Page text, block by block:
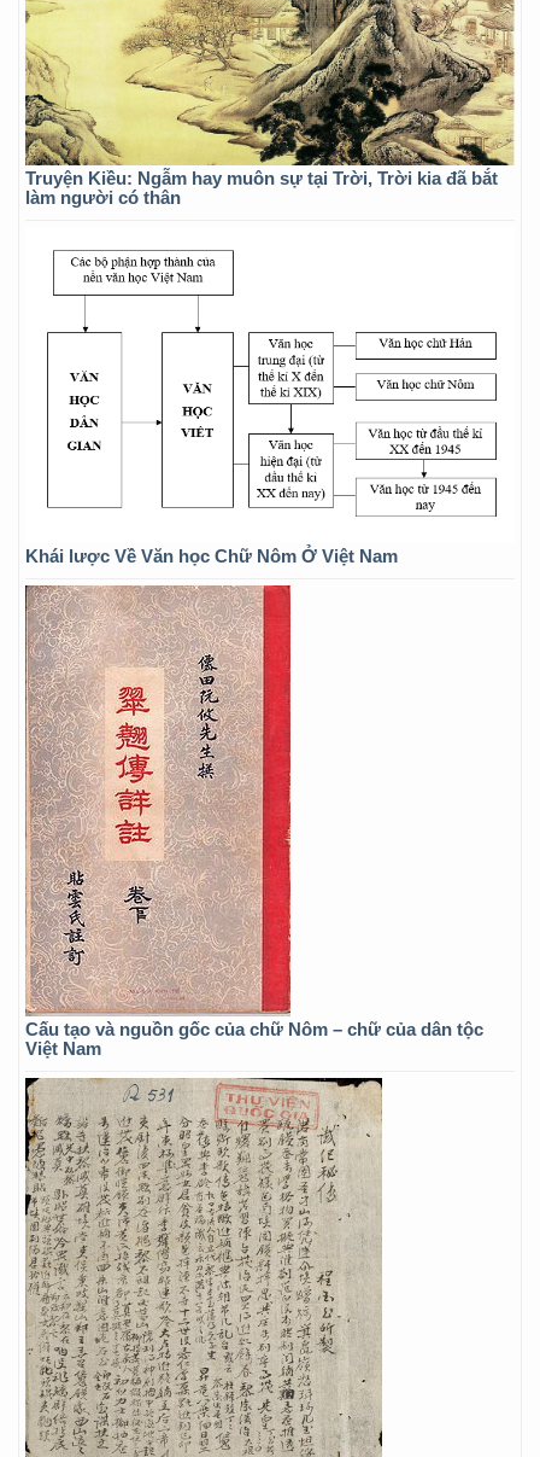
Truyện Kiều: Ngẫm hay muôn sự tại Trời, Trời kia đã bắt
làm người có thân
Khái lược Về Văn học Chữ Nôm Ở Việt Nam
Cấu tạo và nguồn gốc của chữ Nôm – chữ của dân tộc
Việt Nam